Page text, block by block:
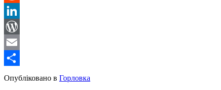
Reddit
LinkedIn
WordPress
Email
Share
Опубліковано в Горловка